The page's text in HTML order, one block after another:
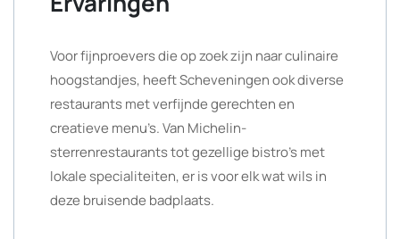
Voor fijnproevers die op zoek zijn naar culinaire
hoogstandjes, heeft Scheveningen ook diverse
restaurants met verfijnde gerechten en
creatieve menu’s. Van Michelin-
sterrenrestaurants tot gezellige bistro’s met
lokale specialiteiten, er is voor elk wat wils in
deze bruisende badplaats.